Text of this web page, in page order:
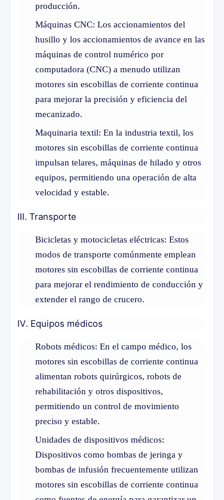
producción.
Máquinas CNC: Los accionamientos del
husillo y los accionamientos de avance en las
máquinas de control numérico por
computadora (CNC) a menudo utilizan
motores sin escobillas de corriente continua
para mejorar la precisión y eficiencia del
mecanizado.
Maquinaria textil: En la industria textil, los
motores sin escobillas de corriente continua
impulsan telares, máquinas de hilado y otros
equipos, permitiendo una operación de alta
velocidad y estable.
III. Transporte
Bicicletas y motocicletas eléctricas: Estos
modos de transporte comúnmente emplean
motores sin escobillas de corriente continua
para mejorar el rendimiento de conducción y
extender el rango de crucero.
IV. Equipos médicos
Robots médicos: En el campo médico, los
motores sin escobillas de corriente continua
alimentan robots quirúrgicos, robots de
rehabilitación y otros dispositivos,
permitiendo un control de movimiento
preciso y estable.
Unidades de dispositivos médicos:
Dispositivos como bombas de jeringa y
bombas de infusión frecuentemente utilizan
motores sin escobillas de corriente continua